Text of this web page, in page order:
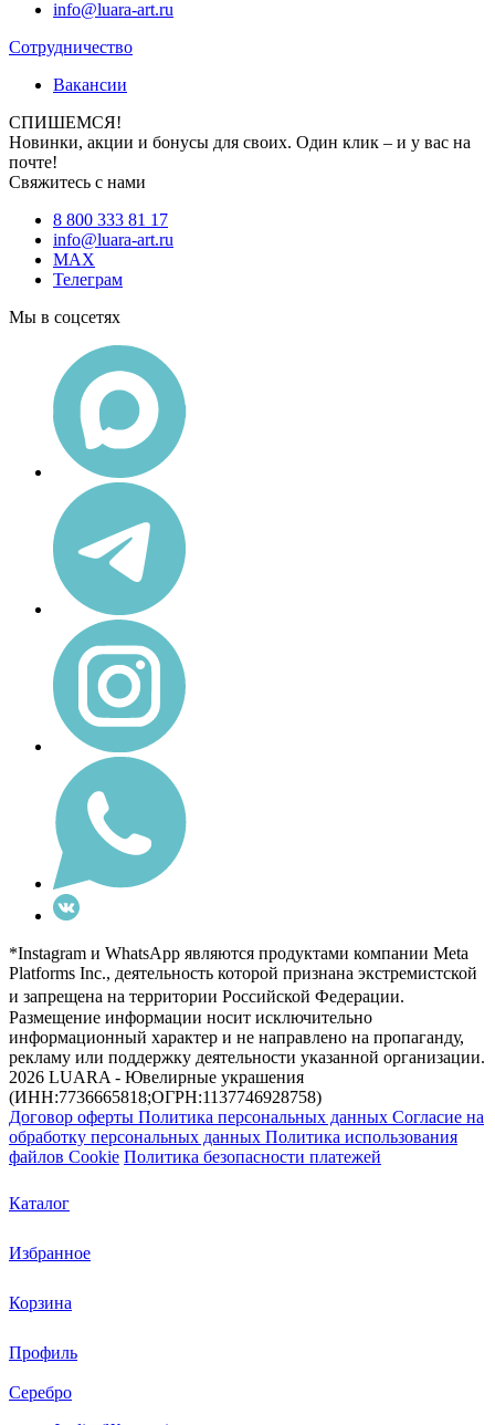
info@luara-art.ru
Сотрудничество
Вакансии
СПИШЕМСЯ!
Новинки, акции и бонусы для своих. Один клик – и у вас на
почте!
Свяжитесь с нами
8 800 333 81 17
info@luara-art.ru
MAX
Телеграм
Мы в соцсетях
*Instagram и WhatsApp являются продуктами компании Meta
Platforms Inc., деятельность которой признана экстремистской
и запрещена на территории Российской Федерации.
Размещение информации носит исключительно
информационный характер и не направлено на пропаганду,
рекламу или поддержку деятельности указанной организации.
2026 LUARA - Ювелирные украшения
(ИНН:7736665818;ОГРН:1137746928758)
Договор оферты Политика персональных данных Согласие на
обработку персональных данных Политика использования
файлов Cookie Политика безопасности платежей
Каталог
Избранное
Корзина
Профиль
Серебро